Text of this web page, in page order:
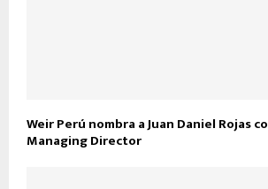
Weir Perú nombra a Juan Daniel Rojas
Managing Director